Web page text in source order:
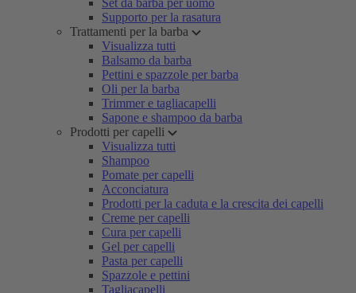
Set da barba per uomo
Supporto per la rasatura
Trattamenti per la barba
Visualizza tutti
Balsamo da barba
Pettini e spazzole per barba
Oli per la barba
Trimmer e tagliacapelli
Sapone e shampoo da barba
Prodotti per capelli
Visualizza tutti
Shampoo
Pomate per capelli
Acconciatura
Prodotti per la caduta e la crescita dei capelli
Creme per capelli
Cura per capelli
Gel per capelli
Pasta per capelli
Spazzole e pettini
Tagliacapelli